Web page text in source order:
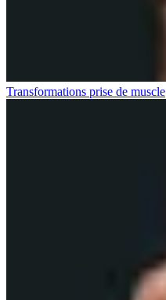
Transformations prise de muscle